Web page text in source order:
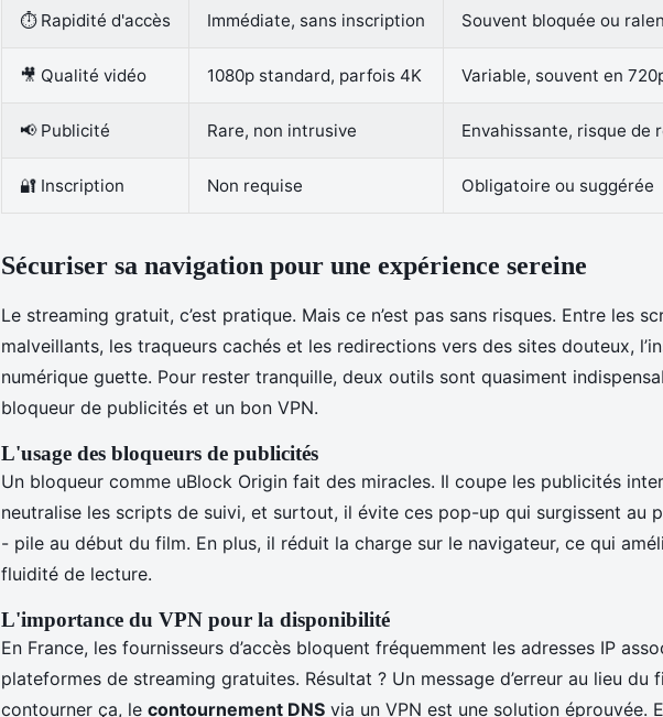
⏱️ Rapidité d'accès Immédiate, sans inscription Souvent bloquée ou
🎥 Qualité vidéo 1080p standard, parfois 4K Variable, souvent en
📢 Publicité Rare, non intrusive Envahissante, risque de
🔐 Inscription Non requise Obligatoire ou suggérée
Sécuriser sa navigation pour une expérience sereine
Le streaming gratuit, c’est pratique. Mais ce n’est pas sans risques. Entre les
malveillants, les traqueurs cachés et les redirections vers des sites douteux,
numérique guette. Pour rester tranquille, deux outils sont quasiment
bloqueur de publicités et un bon VPN.
L'usage des bloqueurs de publicités
Un bloqueur comme uBlock Origin fait des miracles. Il coupe les publicités
neutralise les scripts de suivi, et surtout, il évite ces pop-up qui surgissent au
- pile au début du film. En plus, il réduit la charge sur le navigateur, ce qui
fluidité de lecture.
L'importance du VPN pour la disponibilité
En France, les fournisseurs d’accès bloquent fréquemment les adresses IP
plateformes de streaming gratuites. Résultat ? Un message d’erreur au lieu du
contourner ça, le contournement DNS via un VPN est une solution éprouvée.